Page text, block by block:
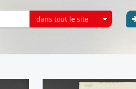
dans tout le site